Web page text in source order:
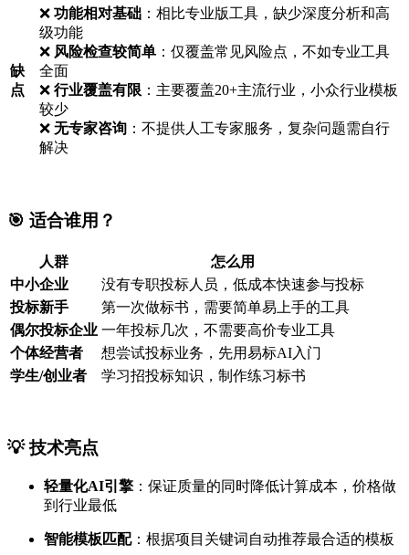
缺
点
❌ 功能相对基础 ：相比专业版工具，缺少深度分析和高
级功能
❌ 风险检查较简单 ：仅覆盖常见风险点，不如专业工具
全面
❌ 行业覆盖有限 ：主要覆盖20+主流行业，小众行业模板
较少
❌ 无专家咨询 ：不提供人工专家服务，复杂问题需自行
解决
🎯 适合谁用？
人群
怎么用
中小企业
没有专职投标人员，低成本快速参与投标
投标新手
第一次做标书，需要简单易上手的工具
偶尔投标企业 一年投标几次，不需要高价专业工具
个体经营者
想尝试投标业务，先用易标AI入门
学生/创业者
学习招投标知识，制作练习标书
💡 技术亮点
轻量化AI引擎 ：保证质量的同时降低计算成本，价格做
到行业最低
智能模板匹配：根据项目关键词自动推荐最合适的模板